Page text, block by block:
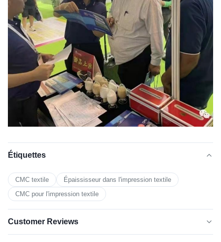
Étiquettes
CMC textile
Épaississeur dans l'impression textile
CMC pour l'impression textile
Customer Reviews